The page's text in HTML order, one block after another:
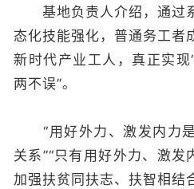
基地负责人介绍，通过
态化技能强化，普通务工者
新时代产业工人，真正实
两不误”。
“用好外力、激发内力是
关系”“只有用好外力、激发
加强扶贫同扶志、扶智相结